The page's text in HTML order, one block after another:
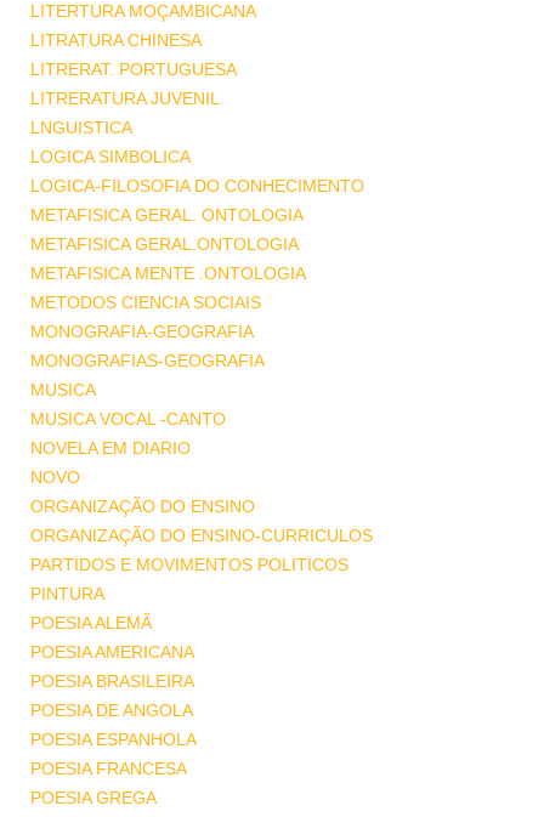
LITERTURA MOÇAMBICANA
LITRATURA CHINESA
LITRERAT. PORTUGUESA
LITRERATURA JUVENIL
LNGUISTICA
LOGICA SIMBOLICA
LOGICA-FILOSOFIA DO CONHECIMENTO
METAFISICA GERAL. ONTOLOGIA
METAFISICA GERAL.ONTOLOGIA
METAFISICA MENTE .ONTOLOGIA
METODOS CIENCIA SOCIAIS
MONOGRAFIA-GEOGRAFIA
MONOGRAFIAS-GEOGRAFIA
MUSICA
MUSICA VOCAL -CANTO
NOVELA EM DIARIO
NOVO
ORGANIZAÇÃO DO ENSINO
ORGANIZAÇÃO DO ENSINO-CURRICULOS
PARTIDOS E MOVIMENTOS POLITICOS
PINTURA
POESIA ALEMÃ
POESIA AMERICANA
POESIA BRASILEIRA
POESIA DE ANGOLA
POESIA ESPANHOLA
POESIA FRANCESA
POESIA GREGA